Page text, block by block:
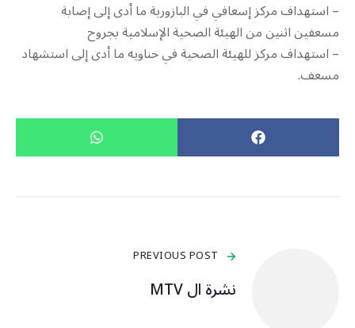
– استهداف مركز إسعافي في البازورية ما أدى إلى إصابة
مسعفين اثنين من الهيئة الصحية الإسلامية بجروح
– استهداف مركز للهيئة الصحية في حناويه ما أدى إلى استشهاد
مسعف.
PREVIOUS POST
نشرة ال MTV